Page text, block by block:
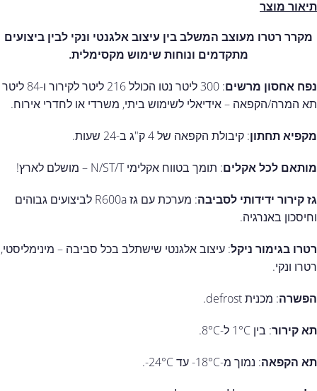
תיאור מוצר
מקרר רטרו מעוצב המשלב בין עיצוב אלגנטי ונקי לבין ביצועים
מתקדמים ונוחות שימוש מקסימלית.
נפח אחסון מרשים
: 300 ליטר נטו הכולל 216 ליטר לקירור ו-84 ליטר
תא המרה/הקפאה – אידיאלי לשימוש ביתי, משרדי או לחדרי אירוח.
מקפיא תחתון: קיבולת הקפאה של 4 ק"ג ב-24 שעות.
מותאם לכל אקלים: תומך בטווח אקלימי N/ST/T – מושלם לארץ!
גז קירור ידידותי לסביבה
: מערכת עם גז R600a לביצועים גבוהים
וחיסכון באנרגיה.
רטרו בגימור ניקל: עיצוב אלגנטי שישתלב בכל סביבה – מינימליסטי,
רטרו ונקי.
הפשרה: מכנית defrost.
תא קירור: בין 1°C ל-8°C.
תא הקפאה: נמוך מ-18°C- עד 24°C-.